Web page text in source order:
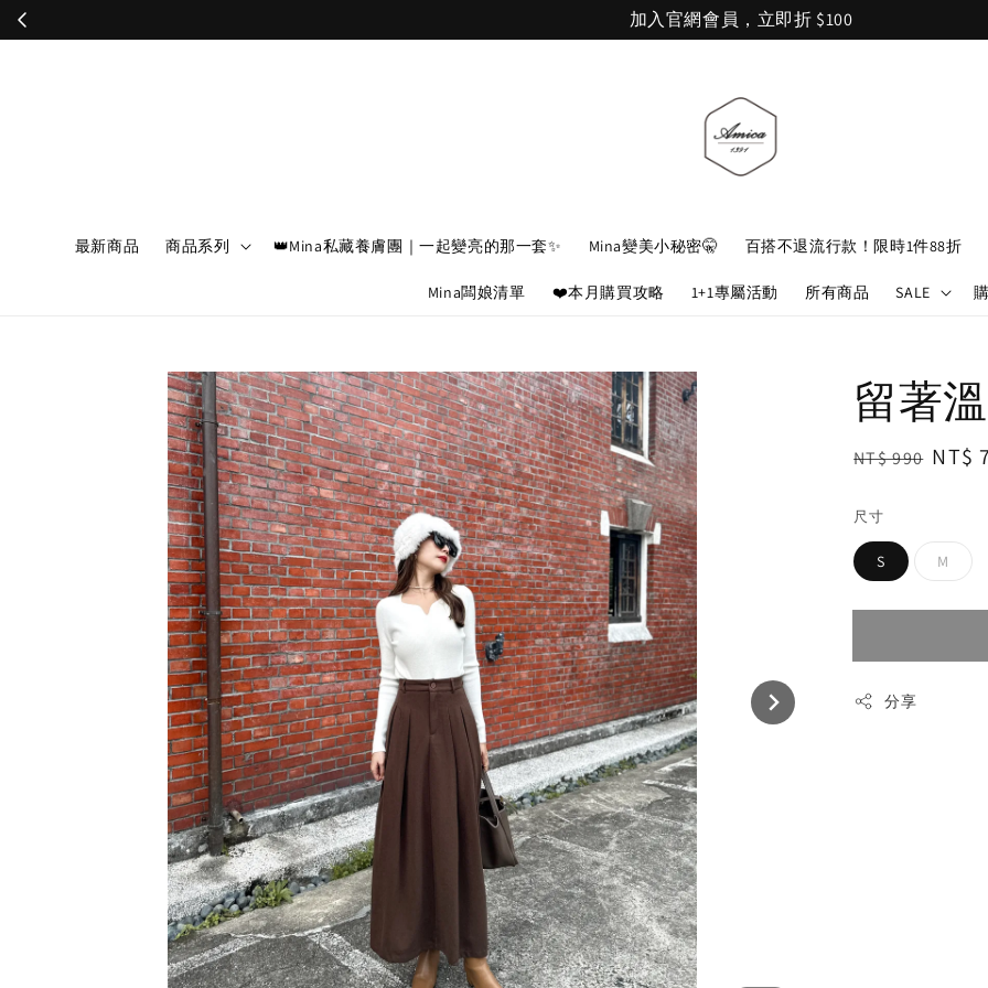
加入官網會員，立即折 $100
最新商品 商品系列 👑Mina私藏養膚團｜一起變亮的那一套✨ Mina變美小秘密🤫 百搭不退流行款！限時1件88折
Mina闆娘清單 ❤️本月購買攻略 1+1專屬活動 所有商品 SALE
留著
Regular
NT$ 990 Sale
NT$
尺寸
S M
分享